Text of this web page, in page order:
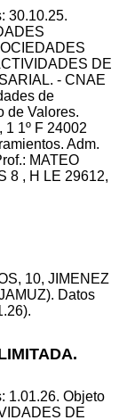
30.10.25.
DE
- CNAE
de
de Valores.
1º F 24002
Adm.
MATEO
8 , H LE 29612,
10, JIMENEZ
Datos
1.01.26. Objeto
DE